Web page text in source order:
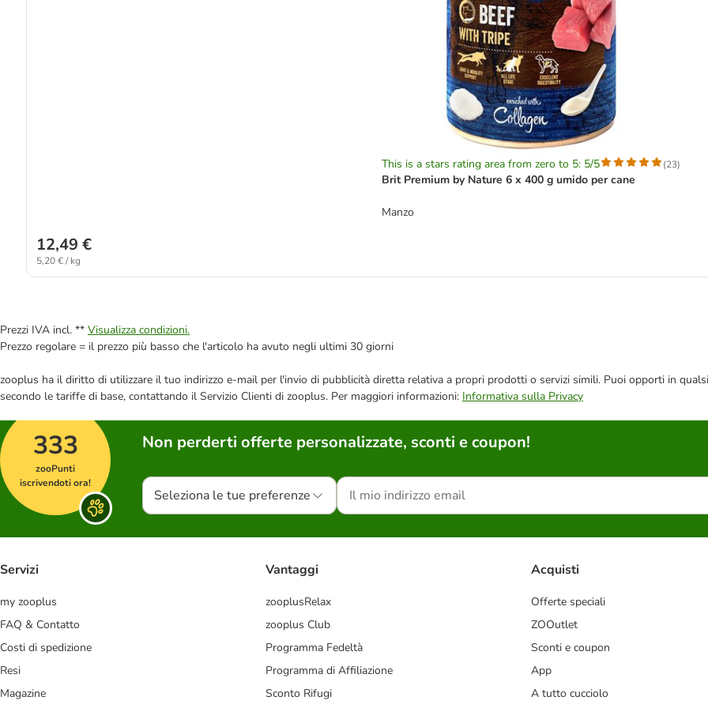
This is a stars rating area from zero to 5: 5/5 (23)
Brit Premium by Nature 6 x 400 g umido per cane
Manzo
12,49 €
5,20 € / kg
Prezzi IVA incl. ** Visualizza condizioni.
Prezzo regolare = il prezzo più basso che l'articolo ha avuto negli ultimi 30 giorni
zooplus ha il diritto di utilizzare il tuo indirizzo e-mail per l'invio di pubblicità diretta relativa a propri prodotti o servizi simili. Puoi opporti in
secondo le tariffe di base, contattando il Servizio Clienti di zooplus. Per maggiori informazioni: Informativa sulla Privacy
333
zooPunti
iscrivendoti ora!
Non perderti offerte personalizzate, sconti e coupon!
Seleziona le tue preferenze
Servizi
my zooplus
FAQ & Contatto
Costi di spedizione
Resi
Magazine
Vantaggi
zooplusRelax
zooplus Club
Programma Fedeltà
Programma di Affiliazione
Sconto Rifugi
Acquisti
Offerte speciali
ZOOutlet
Sconti e coupon
App
A tutto cucciolo